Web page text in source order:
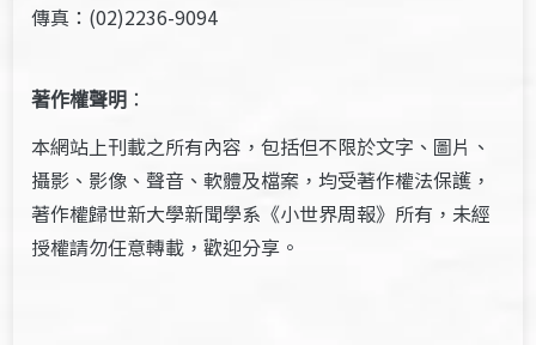
傳真：(02)2236-9094
著作權聲明 ：
本網站上刊載之所有內容，包括但不限於文字、圖片、
攝影、影像、聲音、軟體及檔案，均受著作權法保護，
著作權歸世新大學新聞學系《小世界周報》所有，未經
授權請勿任意轉載，歡迎分享。